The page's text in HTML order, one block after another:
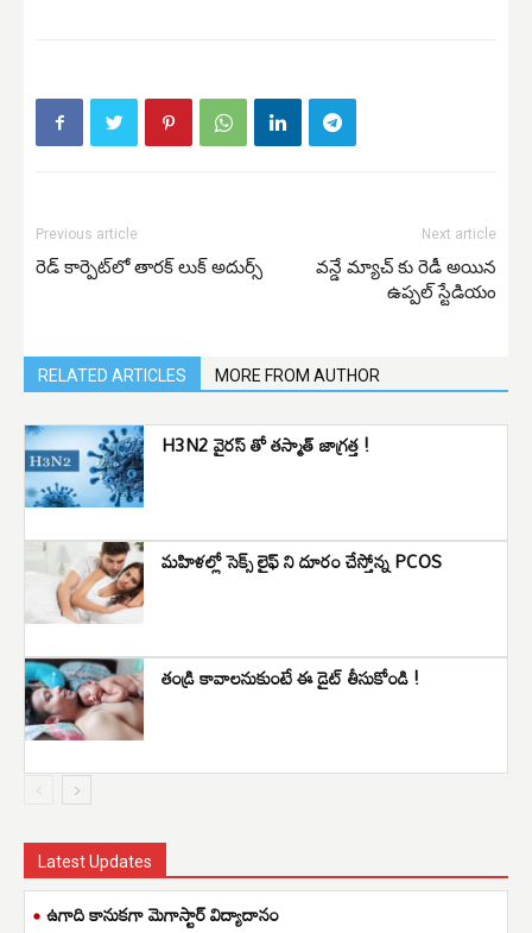
Previous article
రెడ్‌ కార్పెట్‌లో తారక్‌ లుక్‌ అదుర్స్
Next article
వన్డే మ్యాచ్ కు రెడీ అయిన
ఉప్పల్ స్టేడియం
RELATED ARTICLES MORE FROM AUTHOR
H3N2 వైరస్ తో తస్మాత్ జాగ్రత్త !
మహిళల్లో సెక్స్ లైఫ్ ని దూరం చేస్తోన్న PCOS
తండ్రి కావాలనుకుంటే ఈ డైట్ తీసుకోండి !
Latest Updates
ఉగాది కానుకగా మెగాస్టార్ విద్యాదానం